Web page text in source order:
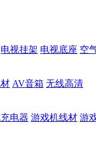
电视挂架 电视底座 空
AV音箱 无线高清
电器 游戏机线材 游